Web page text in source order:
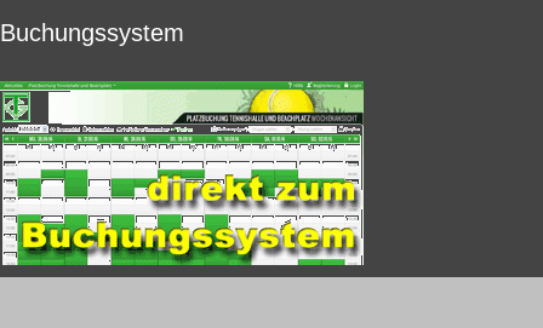
Buchungssystem